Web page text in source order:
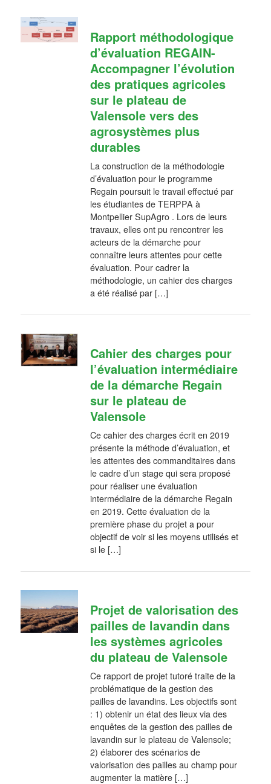
Rapport méthodologique
d’évaluation REGAIN-
Accompagner l’évolution
des pratiques agricoles
sur le plateau de
Valensole vers des
agrosystèmes plus
durables
La construction de la méthodologie
d’évaluation pour le programme
Regain poursuit le travail effectué par
les étudiantes de TERPPA à
Montpellier SupAgro . Lors de leurs
travaux, elles ont pu rencontrer les
acteurs de la démarche pour
connaître leurs attentes pour cette
évaluation. Pour cadrer la
méthodologie, un cahier des charges
a été réalisé par […]
Cahier des charges pour
l’évaluation intermédiaire
de la démarche Regain
sur le plateau de
Valensole
Ce cahier des charges écrit en 2019
présente la méthode d’évaluation, et
les attentes des commanditaires dans
le cadre d’un stage qui sera proposé
pour réaliser une évaluation
intermédiaire de la démarche Regain
en 2019. Cette évaluation de la
première phase du projet a pour
objectif de voir si les moyens utilisés et
si le […]
Projet de valorisation des
pailles de lavandin dans
les systèmes agricoles
du plateau de Valensole
Ce rapport de projet tutoré traite de la
problématique de la gestion des
pailles de lavandins. Les objectifs sont
: 1) obtenir un état des lieux via des
enquêtes de la gestion des pailles de
lavandin sur le plateau de Valensole;
2) élaborer des scénarios de
valorisation des pailles au champ pour
augmenter la matière […]